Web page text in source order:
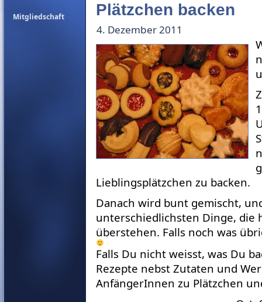
Mitgliedschaft Plätzchen backen
4. Dezember 2011
Lieblingsplätzchen zu backen.
Danach wird bunt gemischt,
unterschiedlichsten Dinge, die
überstehen. Falls noch was
Falls Du nicht weisst, was Du
Rezepte nebst Zutaten und
AnfängerInnen zu Plätzchen